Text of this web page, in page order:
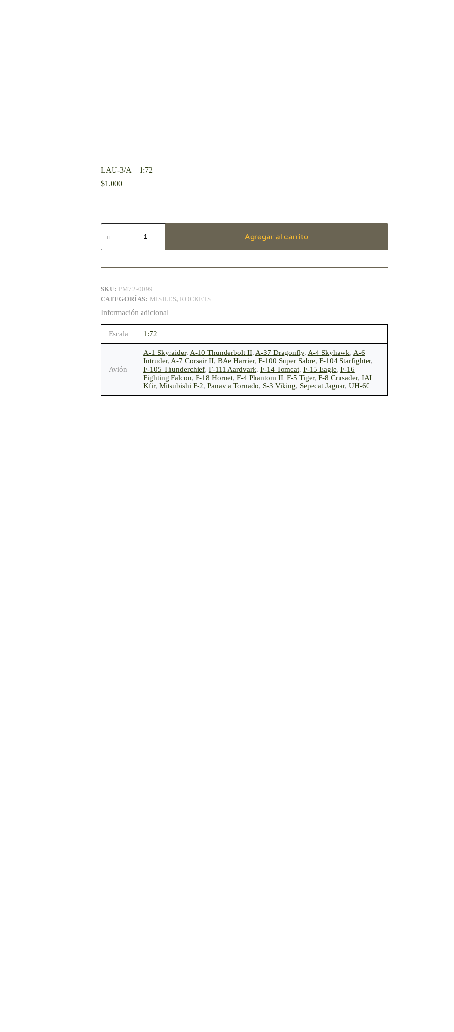
LAU-3/A – 1:72
$1.000
LAU-
3/A
1:72
Agregar al carrito
SKU: PM72-0099
CATEGORÍAS: MISILES, ROCKETS
Información adicional
Escala 1:72
Avión
A-1 Skyraider, A-10 Thunderbolt II, A-37 Dragonfly, A-4 Skyhawk, A-6
Intruder, A-7 Corsair II, BAe Harrier, F-100 Super Sabre, F-104 Starfighter,
F-105 Thunderchief, F-111 Aardvark, F-14 Tomcat, F-15 Eagle, F-16
Fighting Falcon, F-18 Hornet, F-4 Phantom II, F-5 Tiger, F-8 Crusader, IAI
Kfir, Mitsubishi F-2, Panavia Tornado, S-3 Viking, Sepecat Jaguar, UH-60